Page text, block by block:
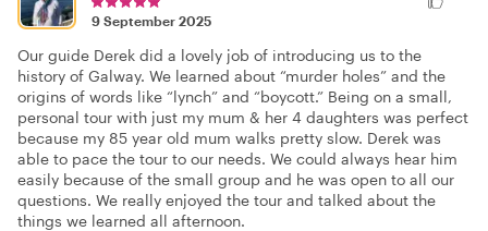
9 September 2025
Our guide Derek did a lovely job of introducing us to the
history of Galway. We learned about “murder holes” and the
origins of words like “lynch” and “boycott.” Being on a small,
personal tour with just my mum & her 4 daughters was perfect
because my 85 year old mum walks pretty slow. Derek was
able to pace the tour to our needs. We could always hear him
easily because of the small group and he was open to all our
questions. We really enjoyed the tour and talked about the
things we learned all afternoon.